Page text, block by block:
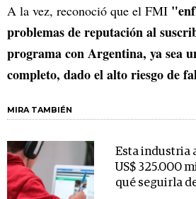
A la vez, reconoció que el FMI
problemas de reputación al
programa con Argentina, ya sea
completo, dado el alto riesgo de
MIRA TAMBIÉN
Esta industria
US$ 325.000
qué seguirla